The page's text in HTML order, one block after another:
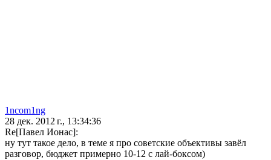
1ncom1ng
28 дек. 2012 г., 13:34:36
Re[Павел Ионас]:
ну тут такое дело, в теме я про советские объективы завёл
разговор, бюджет примерно 10-12 с лай-боксом)